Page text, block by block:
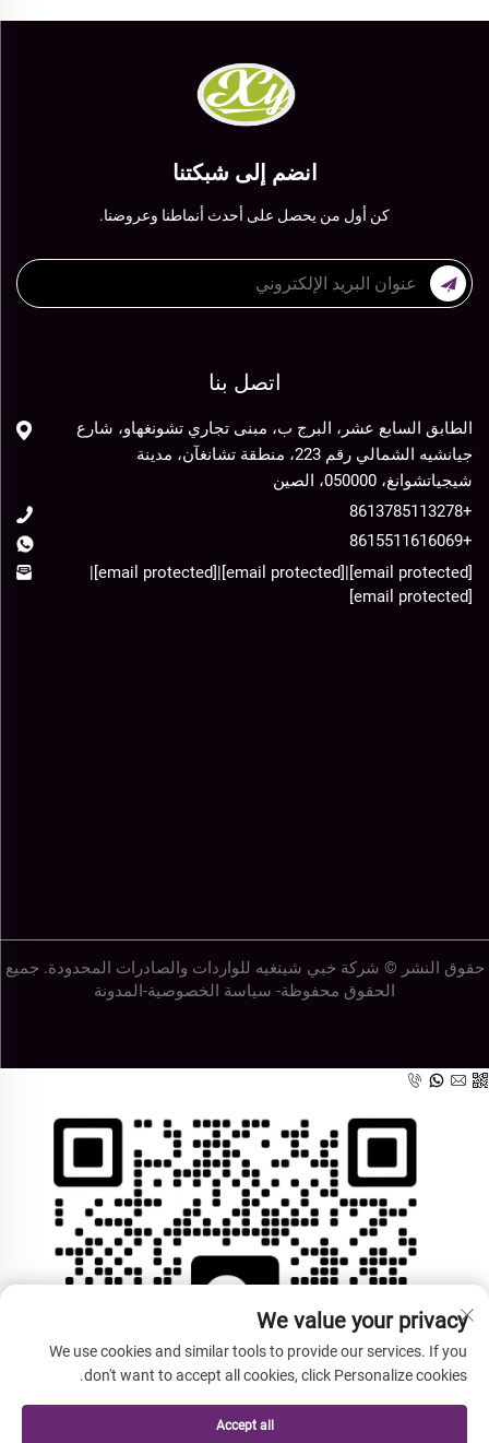
انضم إلى شبكتنا
كن أول من يحصل على أحدث أنماطنا وعروضنا.
اتصل بنا
الطابق السابع عشر، البرج ب، مبنى تجاري تشونغهاو، شارع
جيانشيه الشمالي رقم 223، منطقة تشانغآن، مدينة
شيجياتشوانغ، 050000، الصين
+8613785113278
+8615511616069
[email protected]
|
[email protected]
|
[email protected]
|
[email protected]
حقوق النشر © شركة خبي شينغيه للواردات والصادرات المحدودة. جميع
الحقوق محفوظة- سياسة الخصوصية-المدونة
We value your privacy
We use cookies and similar tools to provide our services. If you
don't want to accept all cookies, click Personalize cookies.
Accept all